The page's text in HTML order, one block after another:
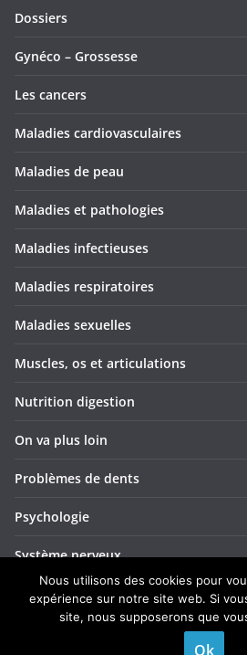
Dossiers
Gynéco – Grossesse
Les cancers
Maladies cardiovasculaires
Maladies de peau
Maladies et pathologies
Maladies infectieuses
Maladies respiratoires
Maladies sexuelles
Muscles, os et articulations
Nutrition digestion
On va plus loin
Problèmes de dents
Psychologie
Système nerveux
Troubles ORL
Nous utilisons des cookies pour
expérience sur notre site web. Si
site, nous supposerons que
Ok